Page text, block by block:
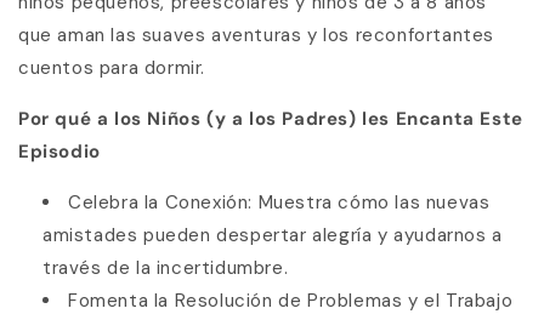
que aman las suaves aventuras y los reconfortantes
cuentos para dormir.
Por qué a los Niños (y a los Padres) les Encanta Este
Episodio
Celebra la Conexión: Muestra cómo las nuevas
amistades pueden despertar alegría y ayudarnos a
través de la incertidumbre.
Fomenta la Resolución de Problemas y el Trabajo